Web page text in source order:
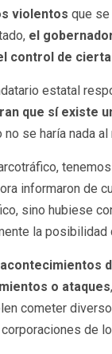
violentos que se
el
control de
estatal
que sí existe
se haría nada
informaron de
sino hubiese
la
o ataques
cometer
de